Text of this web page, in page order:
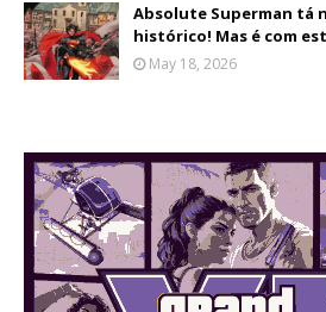
Absolute Superman tá
histórico! Mas é com
May 18, 2026